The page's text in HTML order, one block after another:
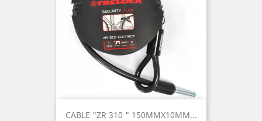
CABLE "ZR 310 " 150MMX10MM...